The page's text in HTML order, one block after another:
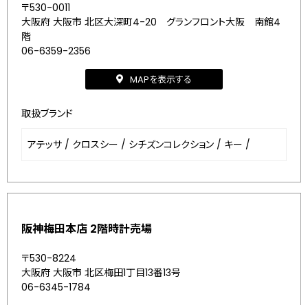
〒530-0011
大阪府 大阪市 北区大深町4-20 グランフロント大阪 南館4
階
06-6359-2356
MAPを表示する
取扱ブランド
アテッサ / クロスシー / シチズンコレクション / キー /
阪神梅田本店 2階時計売場
〒530-8224
大阪府 大阪市 北区梅田1丁目13番13号
06-6345-1784